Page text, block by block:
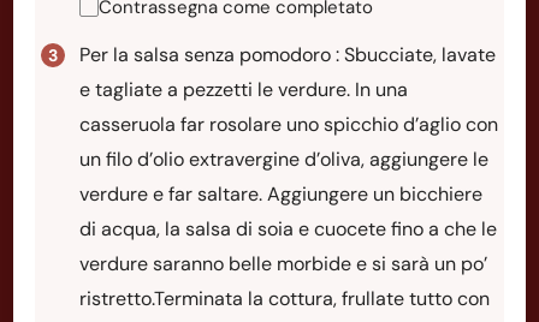
Contrassegna come completato
Per la salsa senza pomodoro : Sbucciate, lavate
e tagliate a pezzetti le verdure. In una
casseruola far rosolare uno spicchio d’aglio con
un filo d’olio extravergine d’oliva, aggiungere le
verdure e far saltare. Aggiungere un bicchiere
di acqua, la salsa di soia e cuocete fino a che le
verdure saranno belle morbide e si sarà un po’
ristretto.Terminata la cottura, frullate tutto con